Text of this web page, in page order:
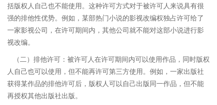
括版权人自己也不能使用。这种许可方式对于被许可人来说具有很
强的排他性优势。例如，某部热门小说的影视改编权独占许可给了
一家影视公司，在许可期间内，其他公司就不能对这部小说进行影
视改编。
（二）排他许可：被许可人在许可期间内可以使用作品，同时版权
人自己也可以使用，但不能再许可第三方使用。例如，一家出版社
获得某作品的排他许可后，版权人可以自己出版同一作品，但不能
再授权其他出版社出版。